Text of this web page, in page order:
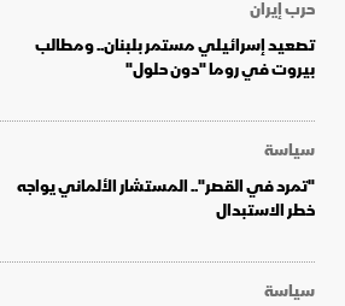
حرب إيران
تصعيد إسرائيلي مستمر بلبنان.. ومطالب
بيروت في روما "دون حلول"
سياسة
"تمرد في القصر".. المستشار الألماني يواجه
خطر الاستبدال
سياسة